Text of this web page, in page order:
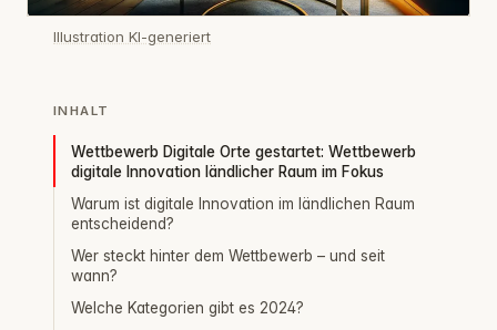
Illustration KI-generiert
INHALT
Wettbewerb Digitale Orte gestartet: Wettbewerb
digitale Innovation ländlicher Raum im Fokus
Warum ist digitale Innovation im ländlichen Raum
entscheidend?
Wer steckt hinter dem Wettbewerb – und seit
wann?
Welche Kategorien gibt es 2024?